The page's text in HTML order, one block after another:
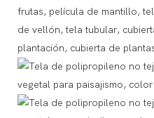
frutas, película de mantillo,
de vellón, tela tubular,
plantación, cubierta de